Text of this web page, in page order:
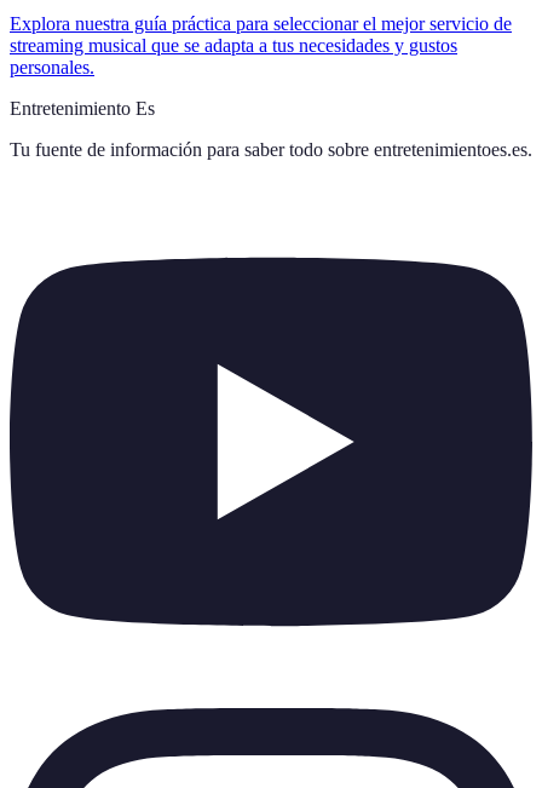
Explora nuestra guía práctica para seleccionar el mejor servicio de
streaming musical que se adapta a tus necesidades y gustos
personales.
Entretenimiento Es
Tu fuente de información para saber todo sobre entretenimientoes.es.